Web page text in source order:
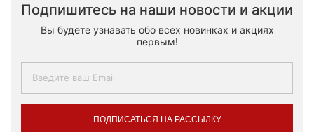
Подпишитесь на наши новости и акции
Вы будете узнавать обо всех новинках и акциях
первым!
ПОДПИСАТЬСЯ НА РАССЫЛКУ